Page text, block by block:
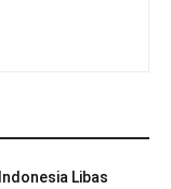
Libas